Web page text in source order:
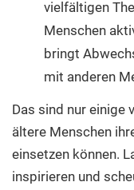
vielfältigen
Menschen
bringt
mit anderen
Das sind nur einige
ältere Menschen
einsetzen können.
inspirieren und